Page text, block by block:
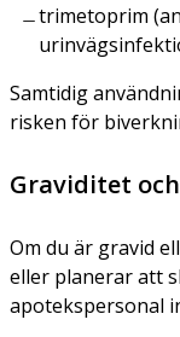
trimetoprim
Samtidig
risken för
Graviditet
Om du är gravid
eller planerar att
apotekspersonal